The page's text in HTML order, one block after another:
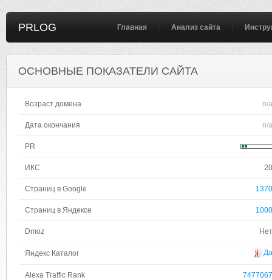
PRLOG Главная Анализ сайта
ОСНОВНЫЕ ПОКАЗАТЕЛИ САЙТА
Возраст домена n/a
Дата окончания n/a
PR
ИКС 20
Страниц в Google 1370
Страниц в Яндексе 1000
Dmoz Нет
Яндекс Каталог Да
Alexa Traffic Rank 7477067